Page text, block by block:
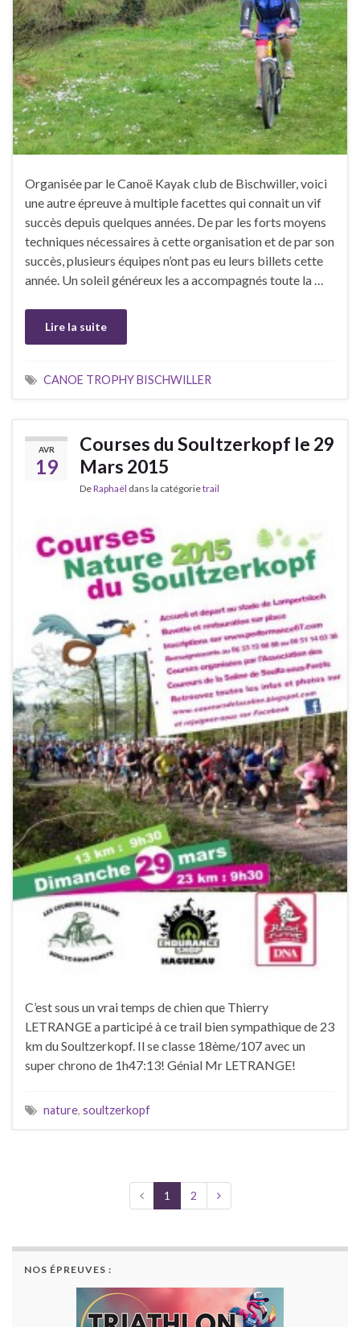
Organisée par le Canoë Kayak club de Bischwiller, voici
une autre épreuve à multiple facettes qui connait un vif
succès depuis quelques années. De par les forts moyens
techniques nécessaires à cette organisation et de par son
succès, plusieurs équipes n’ont pas eu leurs billets cette
année. Un soleil généreux les a accompagnés toute la …
Lire la suite
CANOE TROPHY BISCHWILLER
AVR
19
Courses du Soultzerkopf le 29
Mars 2015
DeRaphaël dans la catégorietrail
C’est sous un vrai temps de chien que Thierry
LETRANGE a participé à ce trail bien sympathique de 23
km du Soultzerkopf. Il se classe 18ème/107 avec un
super chrono de 1h47:13! Génial Mr LETRANGE!
nature, soultzerkopf
1 2
NOS ÉPREUVES :